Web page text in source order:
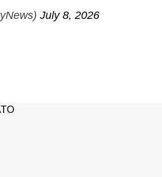
July 8, 2026